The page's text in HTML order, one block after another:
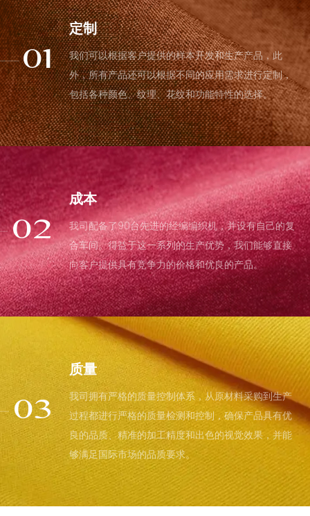
01
定制
我们可以根据客户提供的样本开发和生产产品，此
外，所有产品还可以根据不同的应用需求进行定制，
包括各种颜色、纹理、花纹和功能特性的选择。
02
成本
我司配备了90台先进的经编编织机，并设有自己的复
合车间。得益于这一系列的生产优势，我们能够直接
向客户提供具有竞争力的价格和优良的产品。
03
质量
我司拥有严格的质量控制体系，从原材料采购到生产
过程都进行严格的质量检测和控制，确保产品具有优
良的品质、精准的加工精度和出色的视觉效果，并能
够满足国际市场的品质要求。